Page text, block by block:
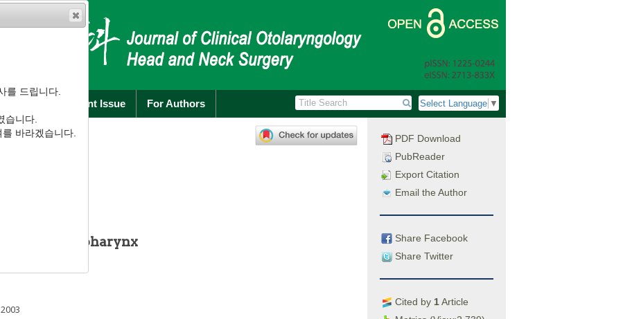
Current Issue For Authors Select Language ▼
PDF Download
PubReader
Export Citation
Email the Author
Share Facebook
Share Twitter
Cited by 1Article
(1): 151-154
of the Nasopharynx
를 드립니다.
습니다.
바라겠습니다.